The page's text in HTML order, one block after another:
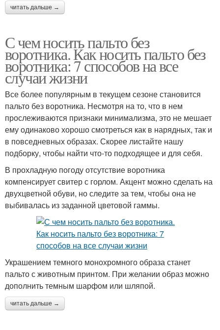
читать дальше →
С чем носить пальто без
воротника. Как носить пальто без
воротника: 7 способов на все
случаи жизни
Все более популярным в текущем сезоне становится
пальто без воротника. Несмотря на то, что в нем
прослеживаются признаки минимализма, это не мешает
ему одинаково хорошо смотреться как в нарядных, так и
в повседневных образах. Скорее листайте нашу
подборку, чтобы найти что-то подходящее и для себя.
В прохладную погоду отсутствие воротника
компенсирует свитер с горлом. Акцент можно сделать на
двухцветной обуви, но следите за тем, чтобы она не
выбивалась из заданной цветовой гаммы.
Украшением темного монохромного образа станет
пальто с животным принтом. При желании образ можно
дополнить темным шарфом или шляпой.
читать дальше →